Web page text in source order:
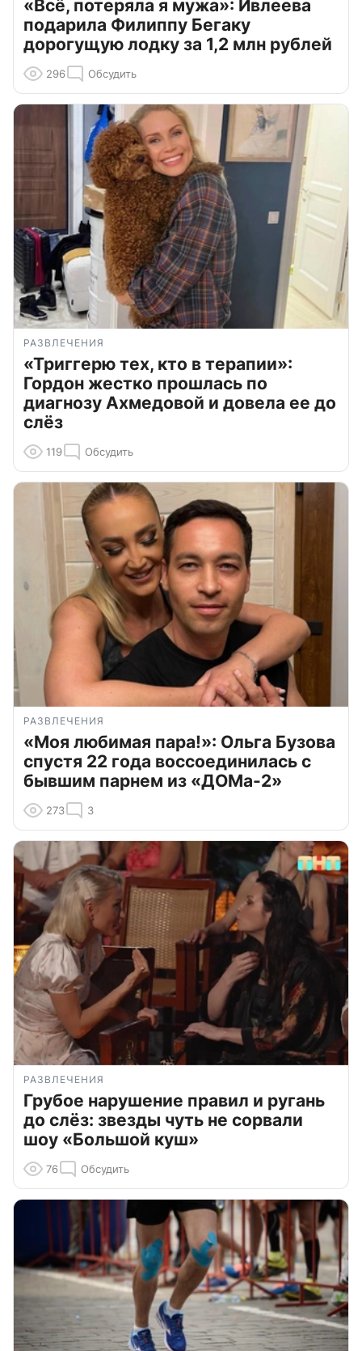
«Всё, потеряла я мужа»: Ивлеева
подарила Филиппу Бегаку
дорогущую лодку за 1,2 млн рублей
296 Обсудить
РАЗВЛЕЧЕНИЯ
«Триггерю тех, кто в терапии»:
Гордон жестко прошлась по
диагнозу Ахмедовой и довела ее до
слёз
119 Обсудить
РАЗВЛЕЧЕНИЯ
«Моя любимая пара!»: Ольга Бузова
спустя 22 года воссоединилась с
бывшим парнем из «ДОМа-2»
273 3
РАЗВЛЕЧЕНИЯ
Грубое нарушение правил и ругань
до слёз: звезды чуть не сорвали
шоу «Большой куш»
76 Обсудить